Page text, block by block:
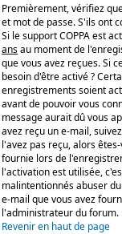
Premièrement, vérifiez
et mot de passe. S'ils ont
Si le support COPPA est
ansau moment de
que vous avez reçues. Si
besoin d'être activé ?
enregistrements soient
avant de pouvoir vous
message aurait dû vous
avez reçu un e-mail,
l'avez pas reçu, alors
fournie lors de
l'activation est utilisée,
malintentionnés abuser
e-mail que vous avez
l'administrateur du forum.
Revenir en haut de page